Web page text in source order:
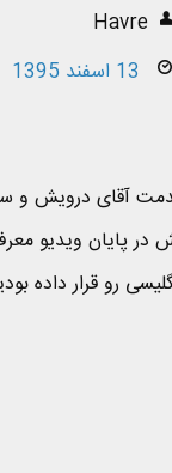
Havre
13 اسفند 1395
آقای درویش و
در پایان ویدیو
رو قرار داده